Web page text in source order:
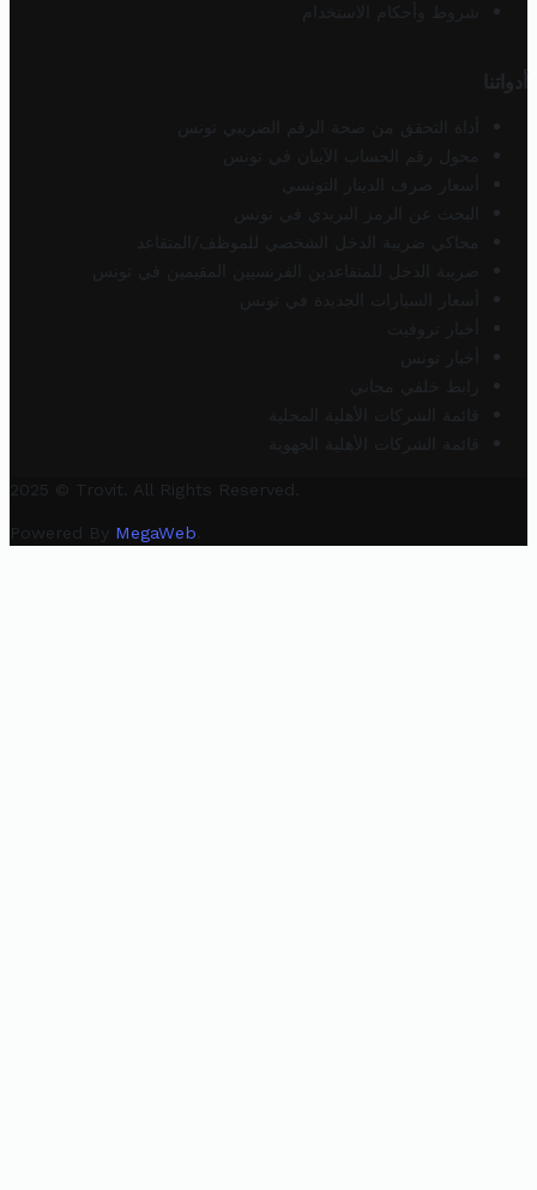
شروط وأحكام الاستخدام
أدواتنا
أداة التحقق من صحة الرقم الضريبي تونس
محول رقم الحساب الآيبان في تونس
أسعار صرف الدينار التونسي
البحث عن الرمز البريدي في تونس
محاكي ضريبة الدخل الشخصي للموظف/المتقاعد
ضريبة الدخل للمتقاعدين الفرنسيين المقيمين في تونس
أسعار السيارات الجديدة في تونس
أخبار تروفيت
أخبار تونس
رابط خلفي مجاني
قائمة الشركات الأهلية المحلية
قائمة الشركات الأهلية الجهوية
2025 © Trovit. All Rights Reserved.
Powered By MegaWeb